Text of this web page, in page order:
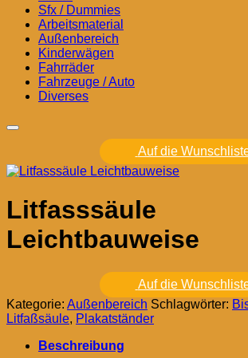
Sfx / Dummies
Arbeitsmaterial
Außenbereich
Kinderwägen
Fahrräder
Fahrzeuge / Auto
Diverses
Auf die
Litfasssäule
Leichtbauweise
Auf die
Kategorie: Außenbereich Schlagwörter:
Litfaßsäule, Plakatständer
Beschreibung